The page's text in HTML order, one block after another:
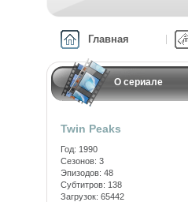
Главная
О сериале
Twin Peaks
Год: 1990
Сезонов: 3
Эпизодов: 48
Субтитров: 138
Загрузок: 65442